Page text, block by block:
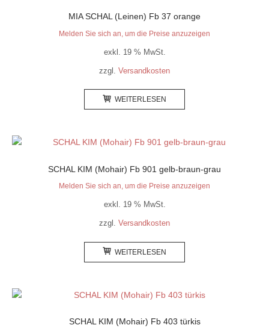
MIA SCHAL (Leinen) Fb 37 orange
Melden Sie sich an, um die Preise anzuzeigen
exkl. 19 % MwSt.
zzgl. Versandkosten
WEITERLESEN
SCHAL KIM (Mohair) Fb 901 gelb-braun-grau
Melden Sie sich an, um die Preise anzuzeigen
exkl. 19 % MwSt.
zzgl. Versandkosten
WEITERLESEN
SCHAL KIM (Mohair) Fb 403 türkis